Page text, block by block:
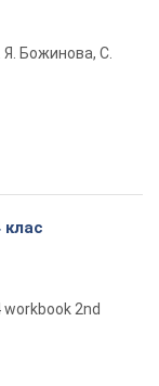
Я. Божинова, С.
клас
workbook 2nd